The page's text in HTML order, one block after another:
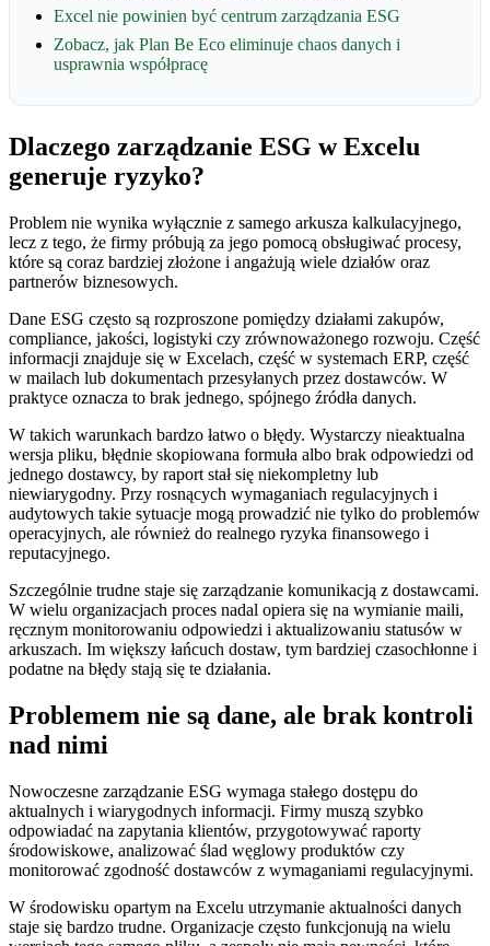
Excel nie powinien być centrum zarządzania ESG
Zobacz, jak Plan Be Eco eliminuje chaos danych i
usprawnia współpracę
Dlaczego zarządzanie ESG w Excelu
generuje ryzyko?
Problem nie wynika wyłącznie z samego arkusza kalkulacyjnego,
lecz z tego, że firmy próbują za jego pomocą obsługiwać procesy,
które są coraz bardziej złożone i angażują wiele działów oraz
partnerów biznesowych.
Dane ESG często są rozproszone pomiędzy działami zakupów,
compliance, jakości, logistyki czy zrównoważonego rozwoju. Część
informacji znajduje się w Excelach, część w systemach ERP, część
w mailach lub dokumentach przesyłanych przez dostawców. W
praktyce oznacza to brak jednego, spójnego źródła danych.
W takich warunkach bardzo łatwo o błędy. Wystarczy nieaktualna
wersja pliku, błędnie skopiowana formuła albo brak odpowiedzi od
jednego dostawcy, by raport stał się niekompletny lub
niewiarygodny. Przy rosnących wymaganiach regulacyjnych i
audytowych takie sytuacje mogą prowadzić nie tylko do problemów
operacyjnych, ale również do realnego ryzyka finansowego i
reputacyjnego.
Szczególnie trudne staje się zarządzanie komunikacją z dostawcami.
W wielu organizacjach proces nadal opiera się na wymianie maili,
ręcznym monitorowaniu odpowiedzi i aktualizowaniu statusów w
arkuszach. Im większy łańcuch dostaw, tym bardziej czasochłonne i
podatne na błędy stają się te działania.
Problemem nie są dane, ale brak kontroli
nad nimi
Nowoczesne zarządzanie ESG wymaga stałego dostępu do
aktualnych i wiarygodnych informacji. Firmy muszą szybko
odpowiadać na zapytania klientów, przygotowywać raporty
środowiskowe, analizować ślad węglowy produktów czy
monitorować zgodność dostawców z wymaganiami regulacyjnymi.
W środowisku opartym na Excelu utrzymanie aktualności danych
staje się bardzo trudne. Organizacje często funkcjonują na wielu